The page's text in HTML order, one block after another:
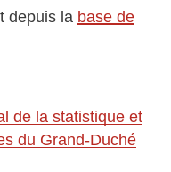
depuis la base de
de la statistique et
du Grand-Duché